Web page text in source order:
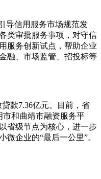
导信用服务市场规范发
类审批服务事项，对守信
服务创新试点，帮助企业
融、市场监管、招投标等
款7.36亿元。目前，省
和曲靖市融资服务平
省级节点为核心，进一步
企业的“最后一公里”。